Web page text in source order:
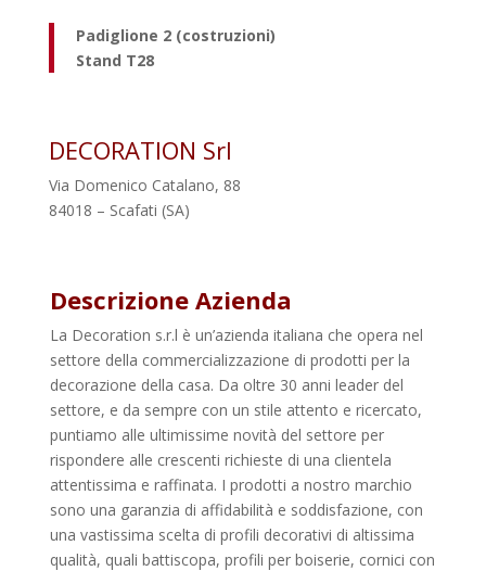
Padiglione 2 (costruzioni)
Stand T28
DECORATION Srl
Via Domenico Catalano, 88
84018 – Scafati (SA)
Descrizione Azienda
La Decoration s.r.l è un’azienda italiana che opera nel
settore della commercializzazione di prodotti per la
decorazione della casa. Da oltre 30 anni leader del
settore, e da sempre con un stile attento e ricercato,
puntiamo alle ultimissime novità del settore per
rispondere alle crescenti richieste di una clientela
attentissima e raffinata. I prodotti a nostro marchio
sono una garanzia di affidabilità e soddisfazione, con
una vastissima scelta di profili decorativi di altissima
qualità, quali battiscopa, profili per boiserie, cornici con